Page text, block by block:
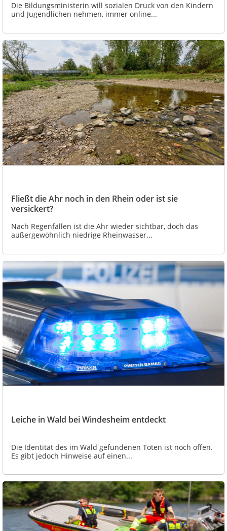
Die Bildungsministerin will sozialen Druck von den Kindern
und Jugendlichen nehmen, immer online...
Fließt die Ahr noch in den Rhein oder ist sie
versickert?
Nach Regenfällen ist die Ahr wieder sichtbar, doch das
außergewöhnlich niedrige Rheinwasser...
Leiche in Wald bei Windesheim entdeckt
Die Identität des im Wald gefundenen Toten ist noch offen.
Es gibt jedoch Hinweise auf einen...